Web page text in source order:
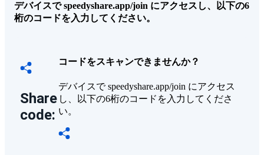
デバイスで speedyshare.app/join にアクセスし、以下の6
桁のコードを入力してください。
Share
code:
コードをスキャンできませんか？
デバイスで speedyshare.app/join にアクセス
し、以下の6桁のコードを入力してくださ
い。